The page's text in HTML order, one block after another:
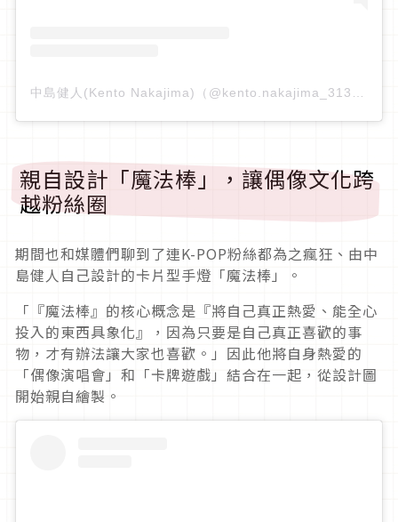
中島健人(Kento Nakajima)（@kento.nakajima_313）分享的貼文
親自設計「魔法棒」，讓偶像文化跨
越粉絲圈
期間也和媒體們聊到了連K-POP粉絲都為之瘋狂、由中
島健人自己設計的卡片型手燈「魔法棒」。
「『魔法棒』的核心概念是『將自己真正熱愛、能全心
投入的東西具象化』，因為只要是自己真正喜歡的事
物，才有辦法讓大家也喜歡。」因此他將自身熱愛的
「偶像演唱會」和「卡牌遊戲」結合在一起，從設計圖
開始親自繪製。